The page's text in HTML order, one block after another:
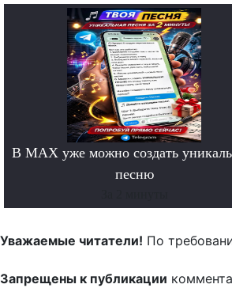
В MAX уже можно создать
песню
Уважаемые читатели! По
Запрещены к публикации